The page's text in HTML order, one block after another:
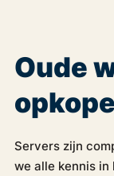
Oude
Servers zijn
we alle kennis